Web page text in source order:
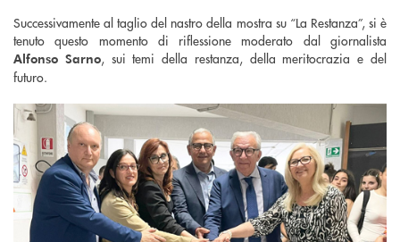
Successivamente al taglio del nastro della mostra su “La Restanza”, si è
tenuto questo momento di riflessione moderato dal giornalista
Alfonso Sarno, sui temi della restanza, della meritocrazia e del
futuro.